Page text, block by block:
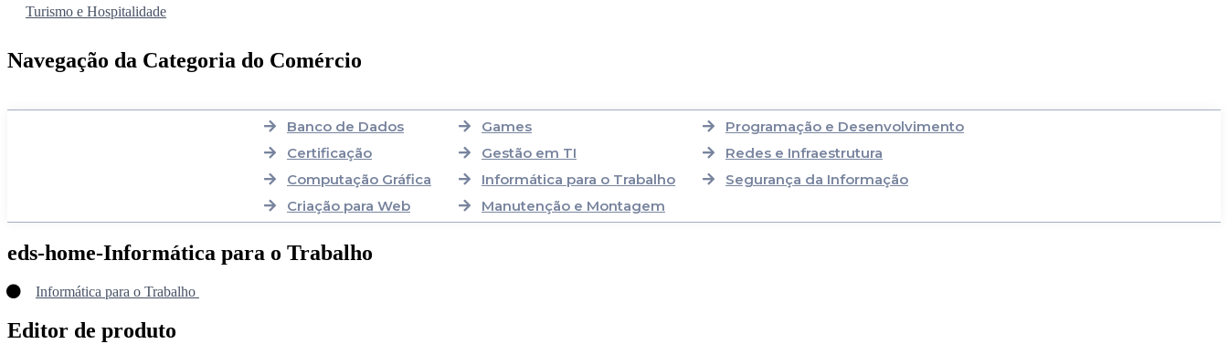
Turismo e Hospitalidade
Navegação da Categoria do Comércio
Banco de Dados
Certificação
Computação Gráfica
Criação para Web
Games
Gestão em TI
Informática para o Trabalho
Manutenção e Montagem
Programação e Desenvolvimento
Redes e Infraestrutura
Segurança da Informação
eds-home-Informática para o Trabalho
Informática para o Trabalho
Editor de produto